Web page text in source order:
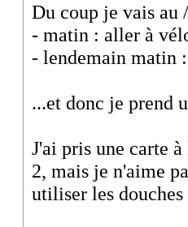
Du coup je vais au
- matin : aller à
- lendemain matin
...et donc je prend
J'ai pris une carte
2, mais je n'aime
utiliser les